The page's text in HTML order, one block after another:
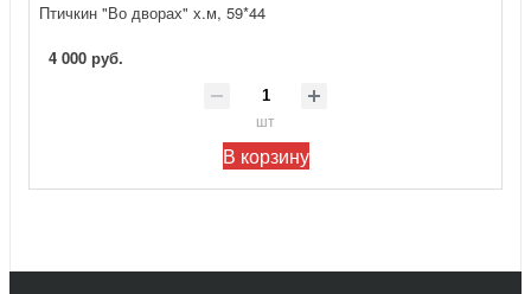
Птичкин "Во дворах" х.м, 59*44
4 000 руб.
шт
В корзину